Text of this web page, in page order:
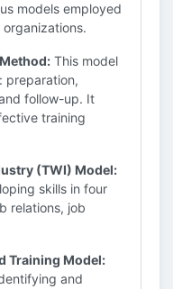
models employed
This model
preparation,
follow-up. It
training
(TWI) Model:
skills in four
relations, job
Training Model:
and